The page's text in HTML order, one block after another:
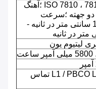
ISO 7810 ، 7811 ، 7813 ؛آهنگ
دو جهته ؛سرعت
کشیدن 10 سانتی متر در ثانیه -
لیتیوم یون
EMV با L1 / PBCO L1 تماس